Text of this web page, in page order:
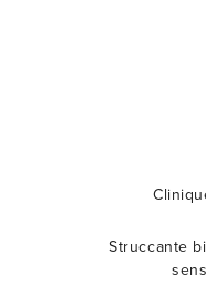
Struccante